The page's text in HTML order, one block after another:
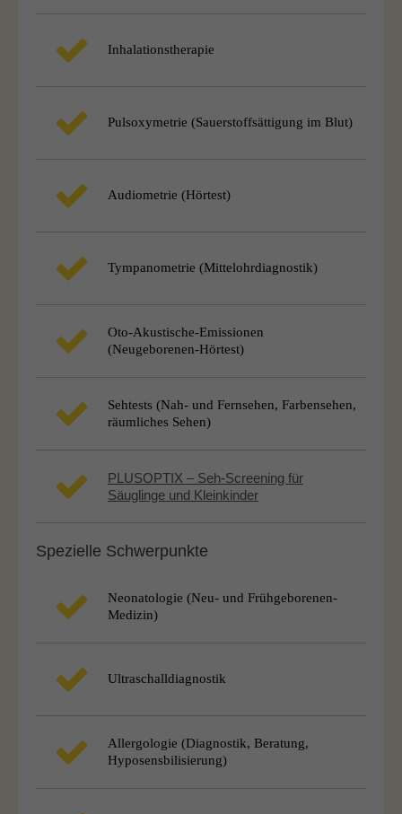
Inhalationstherapie
Pulsoxymetrie (Sauerstoffsättigung im Blut)
Audiometrie (Hörtest)
Tympanometrie (Mittelohrdiagnostik)
Oto-Akustische-Emissionen
(Neugeborenen-Hörtest)
Sehtests (Nah- und Fern­sehen, Farbensehen,
räumliches Sehen)
PLUSOPTIX – Seh-Screening für
Säuglinge und Kleinkinder
Spezielle Schwerpunkte
Neonatologie (Neu- und Frühgeborenen-
Medizin)
Ultraschalldiagnostik
Allergologie (Diagnostik, Beratung,
Hyposensbilisierung)